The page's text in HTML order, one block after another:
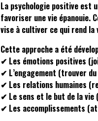
La psychologie positive est
favoriser une vie épanouie.
vise à cultiver ce qui rend
Cette approche a été
✔ Les émotions positives
✔ L’engagement (trouver
✔ Les relations humaines
✔ Le sens et le but de la
✔ Les accomplissements